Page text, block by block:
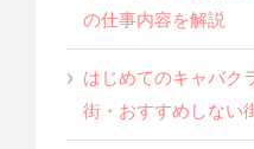
の仕事内容を解説
はじめてのキャバク
街・おすすめしない